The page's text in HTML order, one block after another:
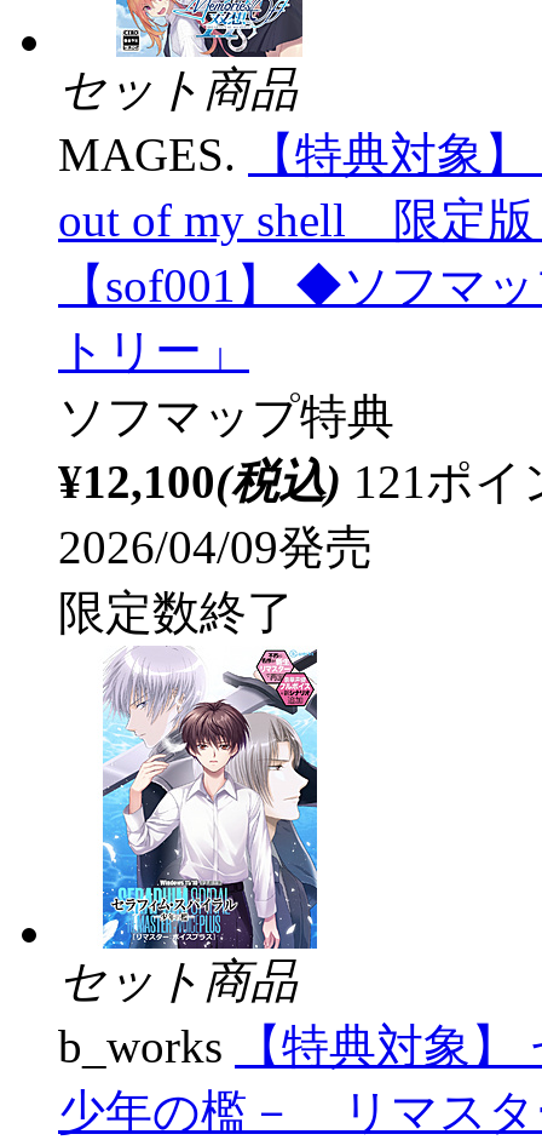
セット商品
MAGES.
【特典対象
out of my shell 限定
【sof001】 ◆ソフマ
トリー」
ソフマップ特典
¥12,100(税込) 121ポ
2026/04/09発売
限定数終了
セット商品
b_works
【特典対象
少年の檻－ リマス